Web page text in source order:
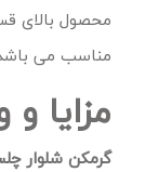
مناسب می
مزایا
گرمکن شلوار